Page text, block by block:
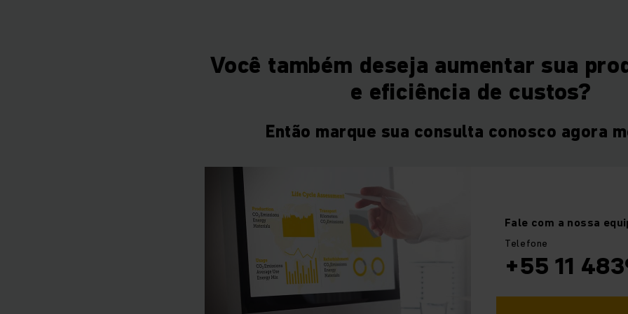
Você também deseja aumentar sua
e eficiência de custos?
Então marque sua consulta conosco agora
Fale com a nossa
Telefone
+55 11